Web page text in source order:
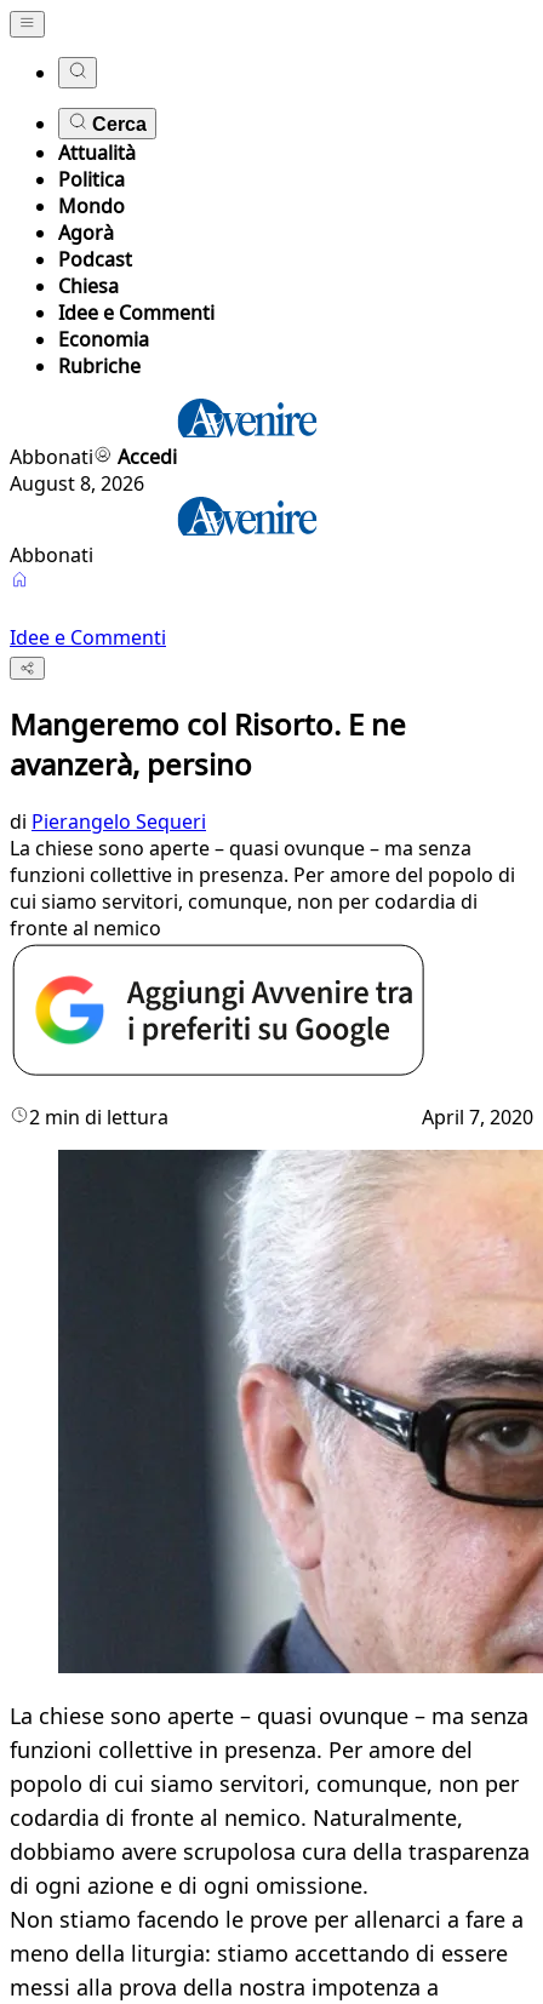
Cerca
Attualità
Politica
Mondo
Agorà
Podcast
Chiesa
Idee e Commenti
Economia
Rubriche
Abbonati
Accedi
August 8, 2026
Abbonati
Idee e Commenti
Mangeremo col Risorto. E ne
avanzerà, persino
di Pierangelo Sequeri
La chiese sono aperte – quasi ovunque – ma senza
funzioni collettive in presenza. Per amore del popolo di
cui siamo servitori, comunque, non per codardia di
fronte al nemico
2 min di lettura April 7, 2020
La chiese sono aperte – quasi ovunque – ma senza
funzioni collettive in presenza. Per amore del
popolo di cui siamo servitori, comunque, non per
codardia di fronte al nemico. Naturalmente,
dobbiamo avere scrupolosa cura della trasparenza
di ogni azione e di ogni omissione.
Non stiamo facendo le prove per allenarci a fare a
meno della liturgia: stiamo accettando di essere
messi alla prova della nostra impotenza a